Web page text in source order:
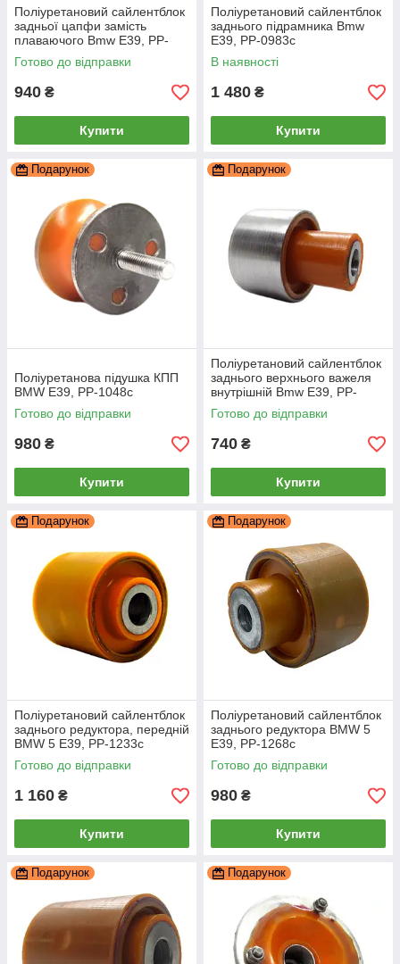
Поліуретановий сайлентблок
задньої цапфи замість
плаваючого Bmw E39, PP-
0693c
Готово до відправки
940 ₴
Купити
Поліуретановий сайлентблок
заднього підрамника Bmw
E39, PP-0983c
В наявності
1 480 ₴
Купити
Подарунок
Поліуретанова підушка КПП
BMW E39, PP-1048c
Готово до відправки
980 ₴
Купити
Подарунок
Поліуретановий сайлентблок
заднього верхнього важеля
внутрішній Bmw E39, PP-
0998c
Готово до відправки
740 ₴
Купити
Подарунок
Поліуретановий сайлентблок
заднього редуктора, передній
BMW 5 E39, PP-1233c
Готово до відправки
1 160 ₴
Купити
Подарунок
Поліуретановий сайлентблок
заднього редуктора BMW 5
E39, PP-1268c
Готово до відправки
980 ₴
Купити
Подарунок Подарунок